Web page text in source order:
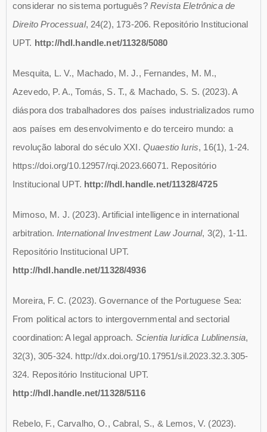
considerar no sistema português? Revista Eletrônica de
Direito Processual, 24(2), 173-206. Repositório Institucional
UPT. http://hdl.handle.net/11328/5080
Mesquita, L. V., Machado, M. J., Fernandes, M. M.,
Azevedo, P. A., Tomás, S. T., & Machado, S. S. (2023). A
diáspora dos trabalhadores dos países industrializados rumo
aos países em desenvolvimento e do terceiro mundo: a
revolução laboral do século XXI. Quaestio Iuris, 16(1), 1-24.
https://doi.org/10.12957/rqi.2023.66071. Repositório
Institucional UPT. http://hdl.handle.net/11328/4725
Mimoso, M. J. (2023). Artificial intelligence in international
arbitration. International Investment Law Journal, 3(2), 1-11.
Repositório Institucional UPT.
http://hdl.handle.net/11328/4936
Moreira, F. C. (2023). Governance of the Portuguese Sea:
From political actors to intergovernmental and sectorial
coordination: A legal approach. Scientia Iuridica Lublinensia,
32(3), 305-324. http://dx.doi.org/10.17951/sil.2023.32.3.305-
324. Repositório Institucional UPT.
http://hdl.handle.net/11328/5116
Rebelo, F., Carvalho, O., Cabral, S., & Lemos, V. (2023).